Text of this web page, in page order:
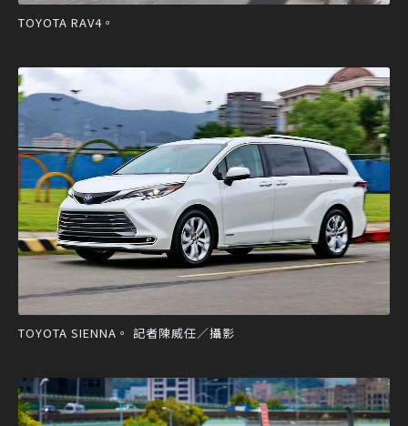
TOYOTA RAV4。
TOYOTA SIENNA。 記者陳威任／攝影